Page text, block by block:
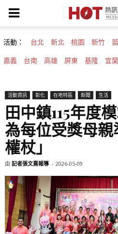
活動： 台北 新北 桃園 新竹
嘉義 台南 高雄 屏東 基隆 宜蘭
活動資訊 彰化 在地特區 新聞 生活
田中鎮115年度
為每位受獎母
權杖」
由 記者張文熹報導 - 2026-05-09